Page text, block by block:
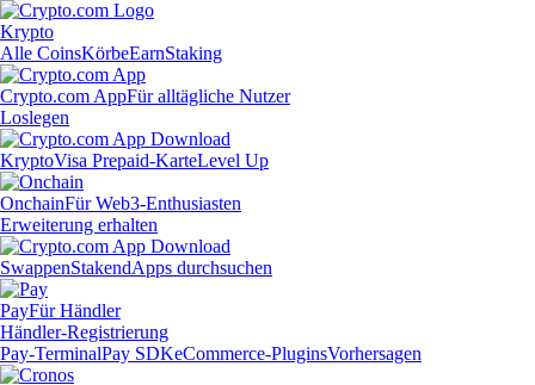
Krypto
Alle CoinsKörbeEarnStaking
Crypto.com AppFür alltägliche Nutzer
Loslegen
KryptoVisa Prepaid-KarteLevel Up
OnchainFür Web3-Enthusiasten
Erweiterung erhalten
SwappenStakendApps durchsuchen
PayFür Händler
Händler-Registrierung
Pay-TerminalPay SDKeCommerce-PluginsVorhersagen